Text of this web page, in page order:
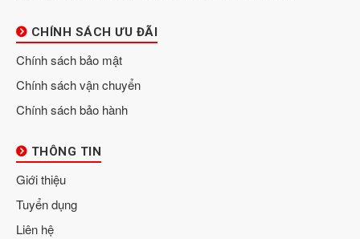
CHÍNH SÁCH ƯU ĐÃI
Chính sách bảo mật
Chính sách vận chuyển
Chính sách bảo hành
THÔNG TIN
Giới thiệu
Tuyển dụng
Liên hệ